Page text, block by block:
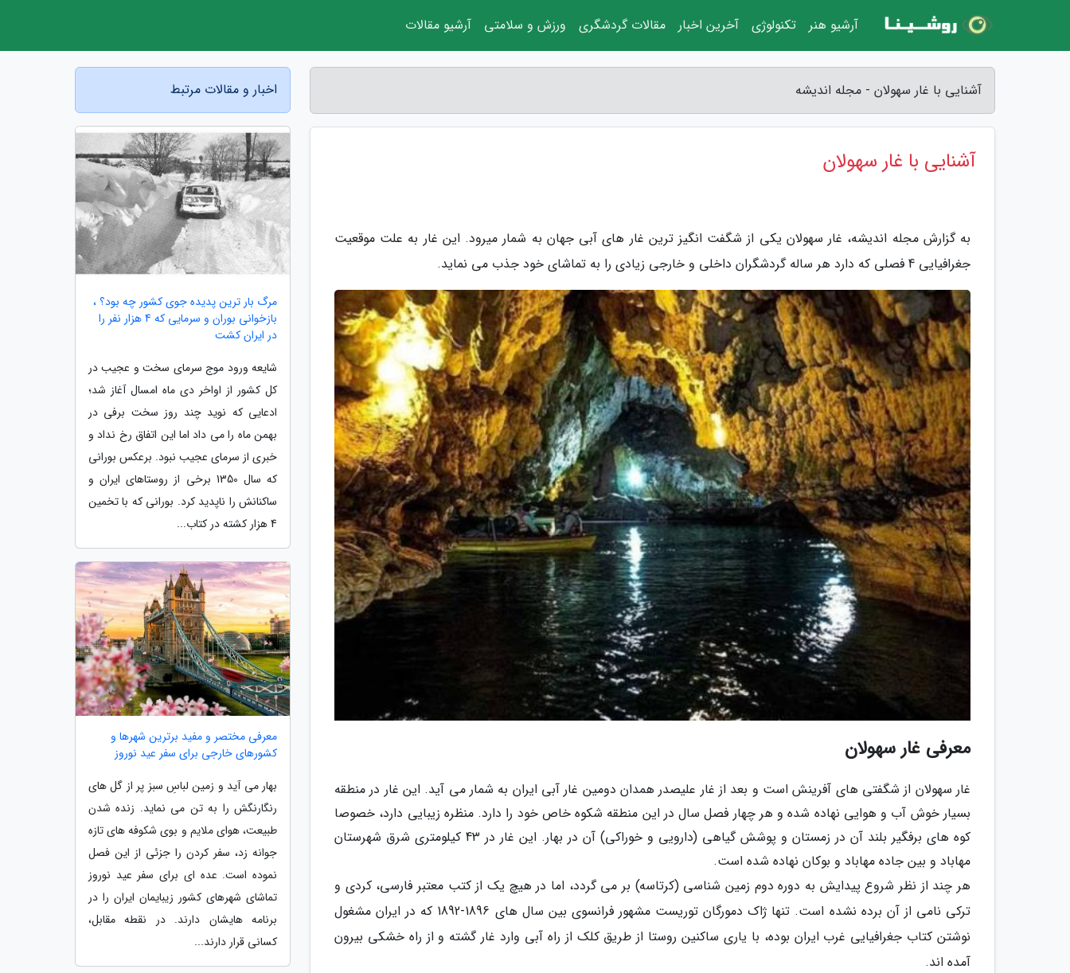
آشنایی با غار سهولان - مجله اندیشه
آشنایی با غار سهولان
به گزارش مجله اندیشه، غار سهولان یکی از شگفت انگیز ترین غار های آبی جهان به شمار میرود. این غار به علت موقعیت
جغرافیایی 4 فصلی که دارد هر ساله گردشگران داخلی و خارجی زیادی را به تماشای خود جذب می نماید.
معرفی غار سهولان
غار سهولان از شگفتی های آفرینش است و بعد از غار علیصدر همدان دومین غار آبی ایران به شمار می آید. این غار در منطقه
بسیار خوش آب و هوایی نهاده شده و هر چهار فصل سال در این منطقه شکوه خاص خود را دارد. منظره زیبایی دارد، خصوصا
کوه های برفگیر بلند آن در زمستان و پوشش گیاهی (دارویی و خوراکی) آن در بهار. این غار در 43 کیلومتری شرق شهرستان
مهاباد و بین جاده مهاباد و بوکان نهاده شده است.
هر چند از نظر شروع پیدایش به دوره دوم زمین شناسی (کرتاسه) بر می گردد، اما در هیچ یک از کتب معتبر فارسی، کردی و
ترکی نامی از آن برده نشده است. تنها ژاک دمورگان توریست مشهور فرانسوی بین سال های 1896-1892 که در ایران مشغول
نوشتن کتاب جغرافیایی غرب ایران بوده، با یاری ساکنین روستا از طریق کلک از راه آبی وارد غار گشته و از راه خشکی بیرون
آمده اند.
اخبار و مقالات مرتبط
مرگ بار ترین پدیده جوی کشور چه بود؟ ،
بازخوانی بوران و سرمایی که 4 هزار نفر را
در ایران کشت
شایعه ورود موج سرمای سخت و عجیب در
کل کشور از اواخر دی ماه امسال آغاز شد؛
ادعایی که نوید چند روز سخت برفی در
بهمن ماه را می داد اما این اتفاق رخ نداد و
خبری از سرمای عجیب نبود. برعکس بورانی
که سال 1350 برخی از روستاهای ایران و
ساکنانش را ناپدید کرد. بورانی که با تخمین
4 هزار کشته در کتاب...
معرفی مختصر و مفید برترین شهرها و
کشورهای خارجی برای سفر عید نوروز
بهار می آید و زمین لباسِ سبز پر از گل های
رنگارنگش را به تن می نماید. زنده شدن
طبیعت، هوای ملایم و بوی شکوفه های تازه
جوانه زد، سفر کردن را جزئی از این فصل
نموده است. عده ای برای سفر عید نوروز
تماشای شهرهای کشور زیبایمان ایران را در
برنامه هایشان دارند. در نقطه مقابل،
کسانی قرار دارند...
آرشیو هنر تکنولوژی آخرین اخبار مقالات گردشگری ورزش و سلامتی آرشیو مقالات